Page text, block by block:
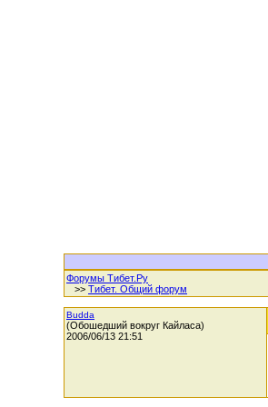
Форумы Тибет.Ру
>> Тибет. Общий форум
Budda
(Обошедший вокруг Кайласа)
2006/06/13 21:51